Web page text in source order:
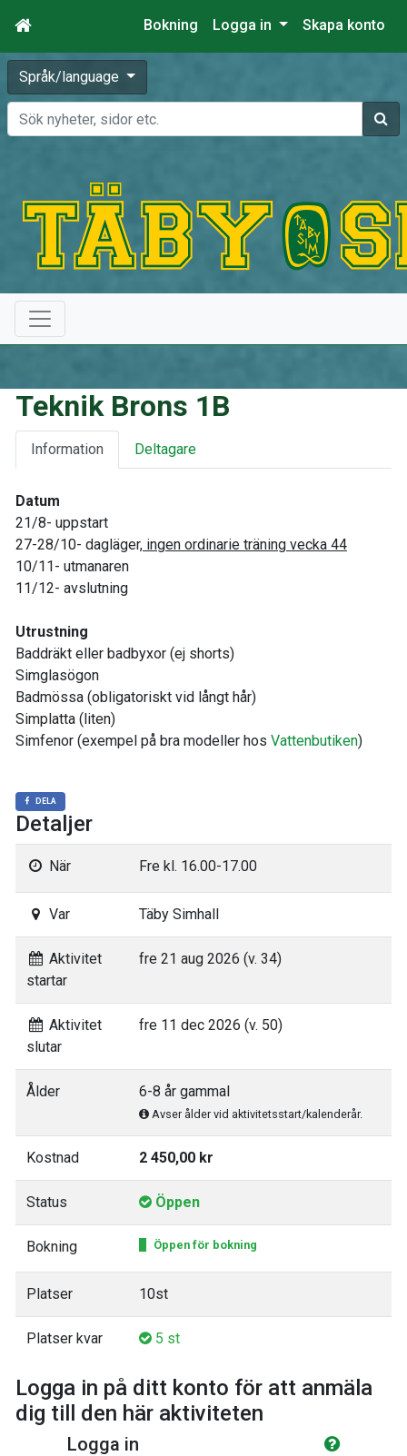
Bokning Logga in Skapa konto
Språk/language
Sök
Teknik Brons 1B
Information Deltagare
Datum
21/8- uppstart
27-28/10- dagläger, ingen ordinarie träning vecka 44
10/11- utmanaren
11/12- avslutning
Utrustning
Baddräkt eller badbyxor (ej shorts)
Simglasögon
Badmössa (obligatoriskt vid långt hår)
Simplatta (liten)
Simfenor (exempel på bra modeller hos Vattenbutiken)
DELA
Detaljer
När Fre kl. 16.00-17.00
Var Täby Simhall
Aktivitet
startar
fre 21 aug 2026 (v. 34)
Aktivitet
slutar
fre 11 dec 2026 (v. 50)
Ålder 6-8 år gammal
Avser ålder vid aktivitetsstart/kalenderår.
Kostnad 2 450,00 kr
Status Öppen
Bokning Öppen för bokning
Platser 10st
Platser kvar 5 st
Logga in på ditt konto för att anmäla
dig till den här aktiviteten
Logga in